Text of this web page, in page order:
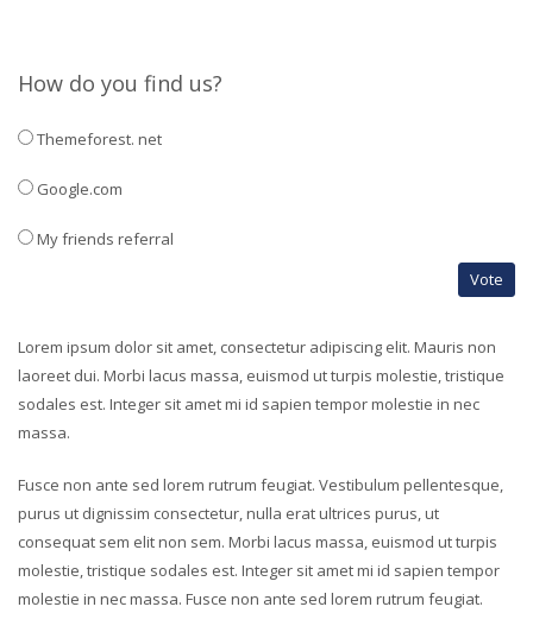
How do you find us?
Themeforest. net
Google.com
My friends referral
Vote
Lorem ipsum dolor sit amet, consectetur adipiscing elit. Mauris non
laoreet dui. Morbi lacus massa, euismod ut turpis molestie, tristique
sodales est. Integer sit amet mi id sapien tempor molestie in nec
massa.
Fusce non ante sed lorem rutrum feugiat. Vestibulum pellentesque,
purus ut dignissim consectetur, nulla erat ultrices purus, ut
consequat sem elit non sem. Morbi lacus massa, euismod ut turpis
molestie, tristique sodales est. Integer sit amet mi id sapien tempor
molestie in nec massa. Fusce non ante sed lorem rutrum feugiat.